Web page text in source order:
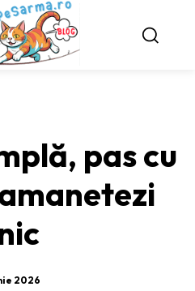
pas cu
2026